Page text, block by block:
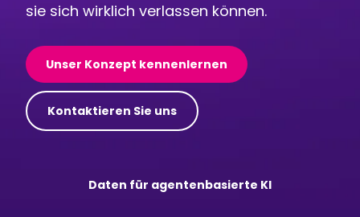
sie sich wirklich verlassen können.
Unser Konzept kennenlernen
Kontaktieren Sie uns
Daten für agentenbasierte KI